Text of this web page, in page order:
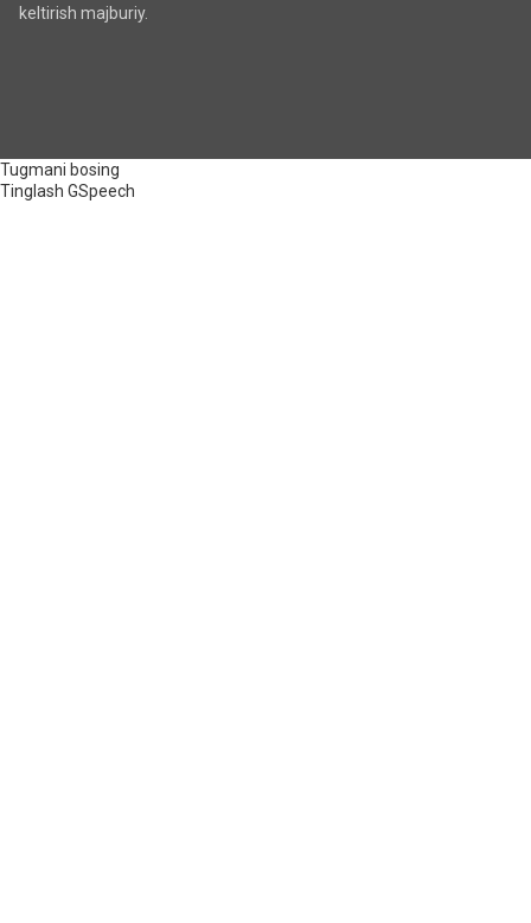
keltirish majburiy.
Tugmani bosing
Tinglash GSpeech